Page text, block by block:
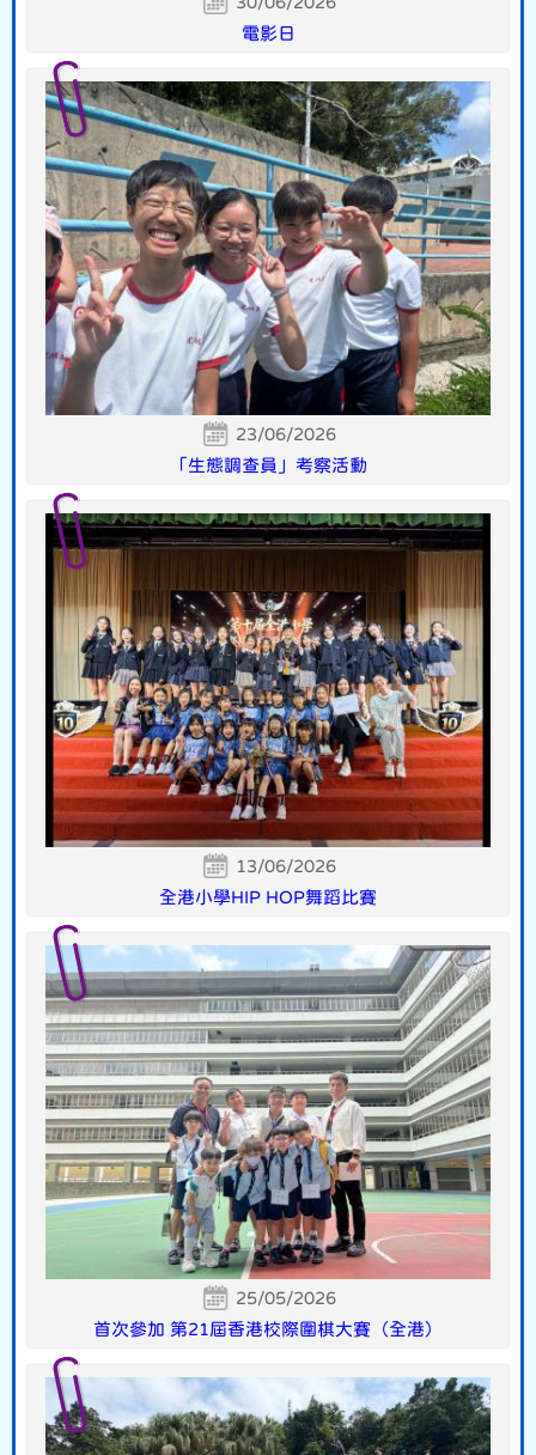
電影日
23/06/2026
「生態調查員」考察活動
13/06/2026
全港小學HIP HOP舞蹈比賽
25/05/2026
首次參加 第21屆香港校際圍棋大賽（全港）